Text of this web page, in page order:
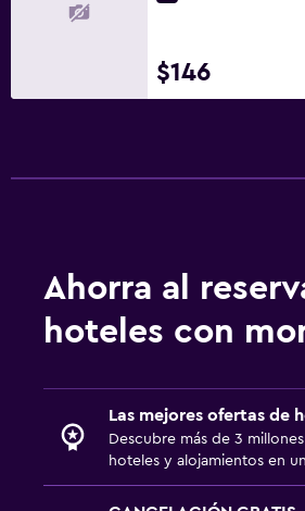
$146
Ahorra al
hoteles con
Las mejores ofertas de
Descubre más de 3
hoteles y alojamientos en